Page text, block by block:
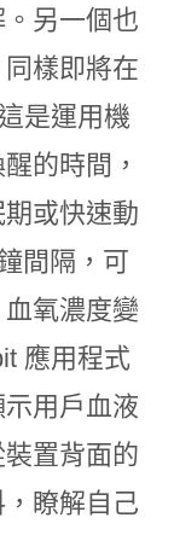
另一個也
樣即將在
是運用機
的時間，
或快速動
間隔，可
氧濃度變
應用程式
用戶血液
置背面的
瞭解自己